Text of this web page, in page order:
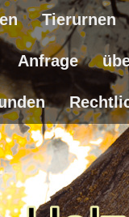
Tierurnen
Anfrage